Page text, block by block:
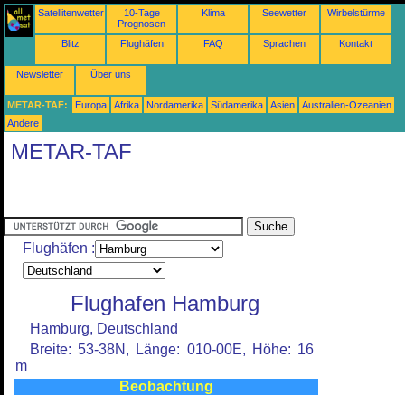
Satellitenwetter
10-Tage
Prognosen
Klima Seewetter Wirbelstürme
Blitz Flughäfen FAQ Sprachen Kontakt
Newsletter Über uns
METAR-TAF: Europa Afrika Nordamerika Südamerika Asien
Australien-Ozeanien
Andere
METAR-TAF
Flughäfen :
Flughafen Hamburg
Hamburg, Deutschland
Breite: 53-38N, Länge: 010-00E, Höhe: 16
m
Beobachtung